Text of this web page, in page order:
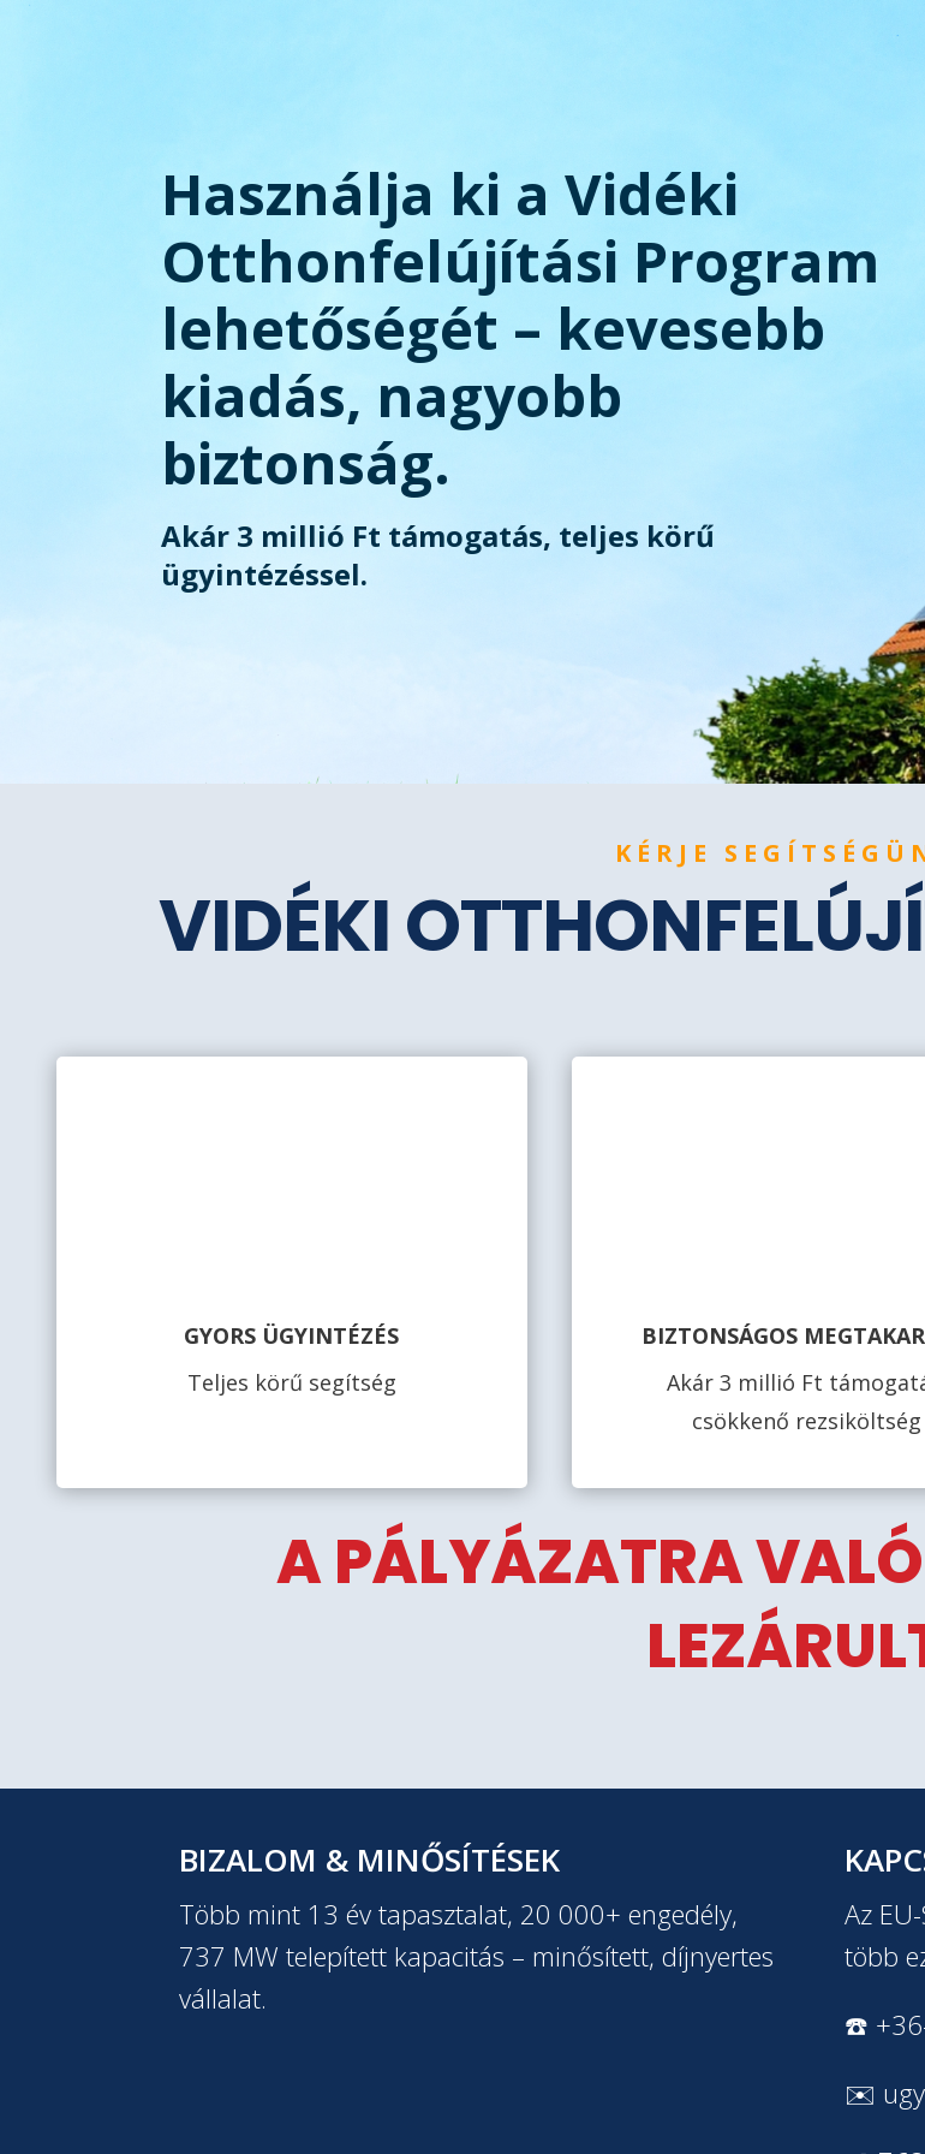
Használja ki a Vidéki
Otthonfelújítási Program
lehetőségét – kevesebb
kiadás, nagyobb
biztonság.
Akár 3 millió Ft támogatás, teljes körű
ügyintézéssel.
KÉRJE
VIDÉKI
GYORS ÜGYINTÉZÉS
Teljes körű segítség
BIZTONSÁGOS
Akár 3 millió Ft
csökkenő rezsiköltség
A PÁLYÁZATRA
BIZALOM & MINŐSÍTÉSEK
Több mint 13 év tapasztalat, 20 000+ engedély,
737 MW telepített kapacitás – minősített, díjnyertes
vállalat.
Az
több
☎️
✉️